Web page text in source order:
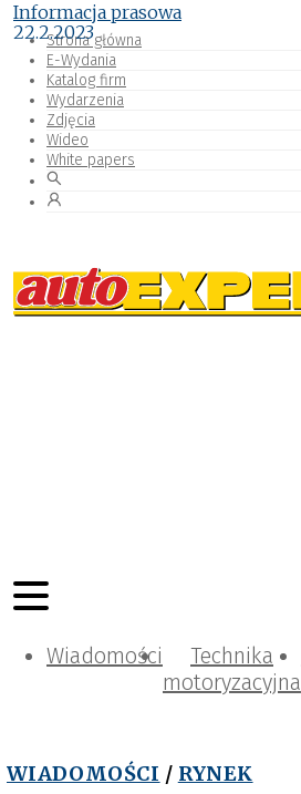
Strona główna
E-Wydania
Katalog firm
Wydarzenia
Zdjęcia
Wideo
White papers
Wiadomości
Technika
motoryzacyjna
WIADOMOŚCI / RYNEK
Informacja prasowa
22.2.2023